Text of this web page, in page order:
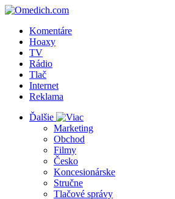
Komentáre
Hoaxy
TV
Rádio
Tlač
Internet
Reklama
Ďalšie
Marketing
Obchod
Filmy
Česko
Koncesionárske
Stručne
Tlačové správy